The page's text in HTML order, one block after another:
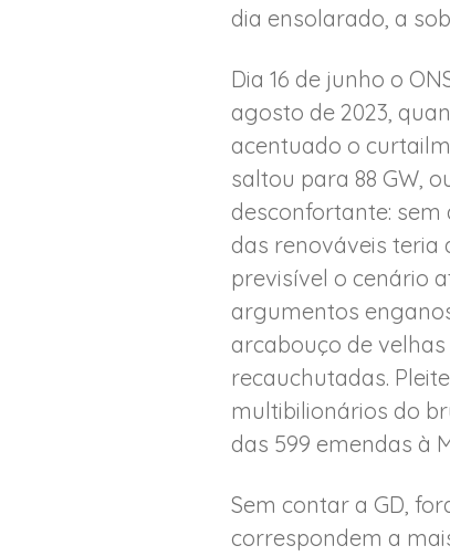
dia ensolarado, a
Dia 16 de junho o
agosto de 2023,
acentuado o
saltou para 88 GW,
desconfortante: sem
das renováveis teria
previsível o cenário
argumentos
arcabouço de
recauchutadas.
multibilionários do
das 599 emendas à
Sem contar a GD,
correspondem a